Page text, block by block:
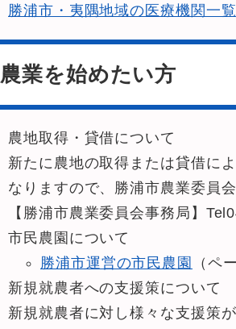
勝浦市・夷隅地域の医療機関一覧
農業を始めたい方
農地取得・貸借について
新たに農地の取得または貸借に
なりますので、勝浦市農業委員
【勝浦市農業委員会事務局】
市民農園について
勝浦市運営の市民農園
（ペ
新規就農者への支援策について
新規就農者に対し様々な支援策